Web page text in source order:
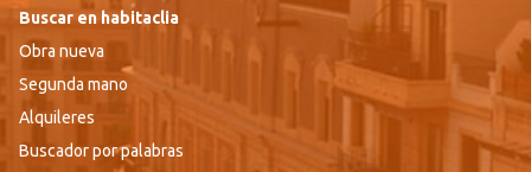
Buscar en habitaclia
Obra nueva
Segunda mano
Alquileres
Buscador por palabras